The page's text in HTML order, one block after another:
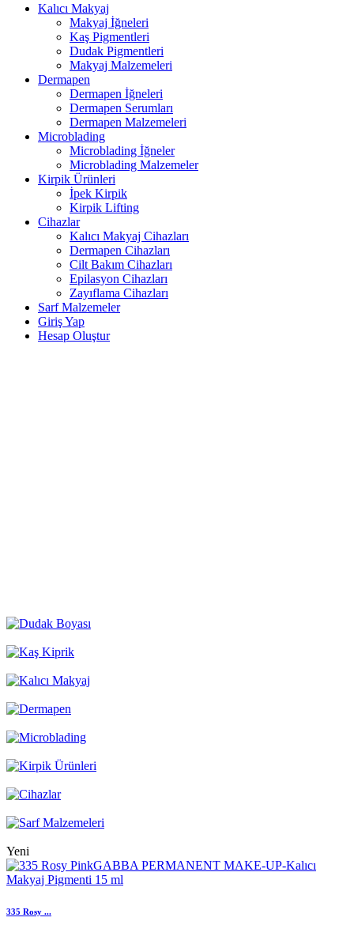
Kalıcı Makyaj
Makyaj İğneleri
Kaş Pigmentleri
Dudak Pigmentleri
Makyaj Malzemeleri
Dermapen
Dermapen İğneleri
Dermapen Serumları
Dermapen Malzemeleri
Microblading
Microblading İğneler
Microblading Malzemeler
Kirpik Ürünleri
İpek Kirpik
Kirpik Lifting
Cihazlar
Kalıcı Makyaj Cihazları
Dermapen Cihazları
Cilt Bakım Cihazları
Epilasyon Cihazları
Zayıflama Cihazları
Sarf Malzemeler
Giriş Yap
Hesap Oluştur
Yeni
335 Rosy ...